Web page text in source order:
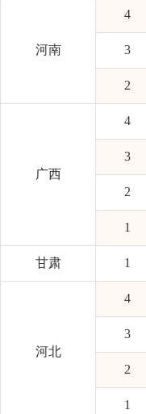
河南
4
3
2
广西
4
3
2
1
甘肃 1
河北
4
3
2
1